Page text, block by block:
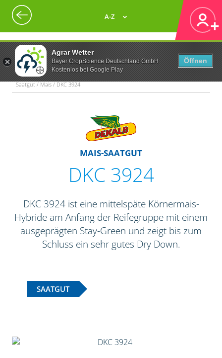
Agrar Wetter
Bayer CropScience Deutschland GmbH
Kostenlos bei Google Play
Öffnen
A-Z
Saatgut / Mais / DKC 3924
MAIS-SAATGUT
DKC 3924
DKC 3924 ist eine mittelspäte Körnermais-
Hybride am Anfang der Reifegruppe mit einem
ausgeprägten Stay-Green und zeigt bis zum
Schluss ein sehr gutes Dry Down.
SAATGUT